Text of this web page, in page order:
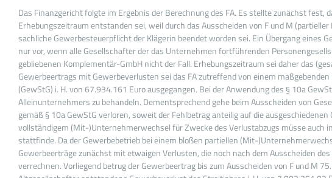
Das Finanzgericht folgte im Ergebnis der Berechnung des FA. Es stellte zunächst
Erhebungszeitraum entstanden sei, weil durch das Ausscheiden von F und M
sachliche Gewerbesteuerpflicht der Klägerin beendet worden sei. Ein Übergang eines
nur vor, wenn alle Gesellschafter der das Unternehmen fortführenden
gebliebenen Komplementär-GmbH nicht der Fall. Erhebungszeitraum sei daher das
Gewerbeertrags mit Gewerbeverlusten sei das FA zutreffend von einem
(GewStG) i. H. von 67.934.161 Euro ausgegangen. Bei der Anwendung des § 10a
Alleinunternehmers zu behandeln. Dementsprechend gehe beim Ausscheiden von
gemäß § 10a GewStG verloren, soweit der Fehlbetrag anteilig auf die
vollständigem (Mit-)Unternehmerwechsel für Zwecke des Verlustabzugs müsse
stattfinde. Da der Gewerbebetrieb bei einem bloßen partiellen (Mit-
Gewerbeerträge zunächst mit etwaigen Verlusten, die noch nach dem Ausscheiden
verrechnen. Vorliegend betrug der Gewerbeertrag bis zum Ausscheiden von F und M